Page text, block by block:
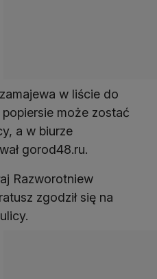
w liście do
może zostać
a w biurze
gorod48.ru.
Razworotniew
zgodził się na